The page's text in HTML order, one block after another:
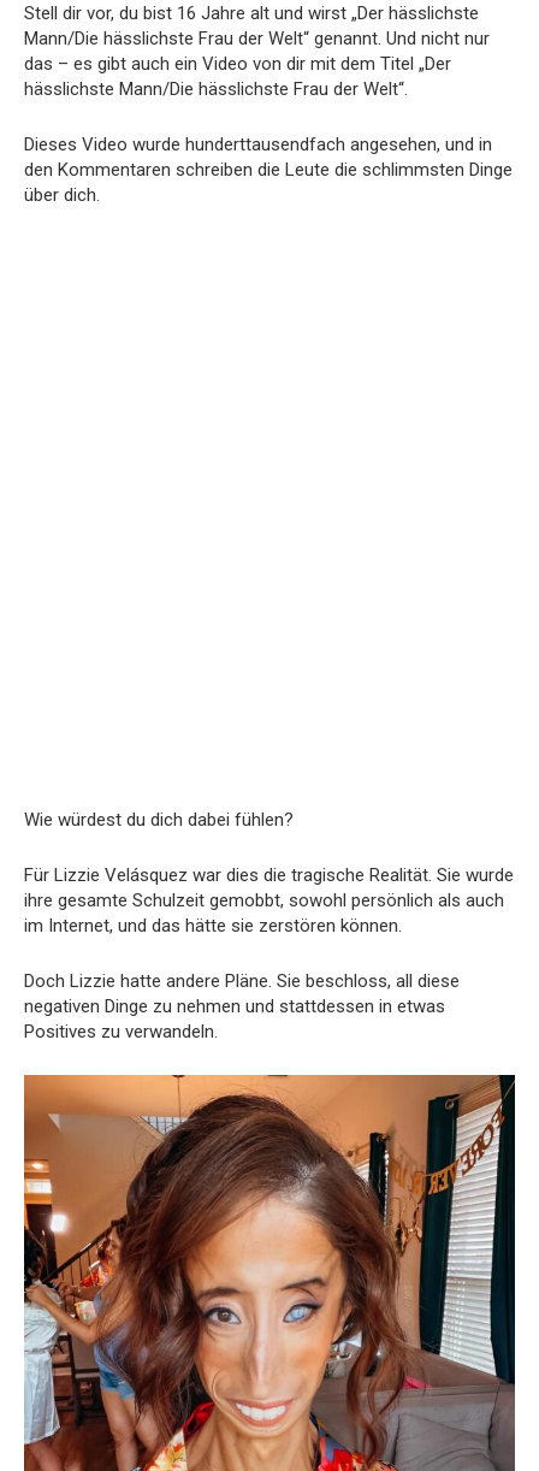
Stell dir vor, du bist 16 Jahre alt und wirst „Der hässlichste
Mann/Die hässlichste Frau der Welt“ genannt. Und nicht nur
das – es gibt auch ein Video von dir mit dem Titel „Der
hässlichste Mann/Die hässlichste Frau der Welt“.
Dieses Video wurde hunderttausendfach angesehen, und in
den Kommentaren schreiben die Leute die schlimmsten Dinge
über dich.
Wie würdest du dich dabei fühlen?
Für Lizzie Velásquez war dies die tragische Realität. Sie wurde
ihre gesamte Schulzeit gemobbt, sowohl persönlich als auch
im Internet, und das hätte sie zerstören können.
Doch Lizzie hatte andere Pläne. Sie beschloss, all diese
negativen Dinge zu nehmen und stattdessen in etwas
Positives zu verwandeln.